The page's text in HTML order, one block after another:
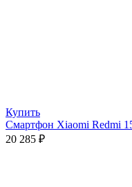
Купить
Смартфон Xiaomi Redmi
20 285 ₽